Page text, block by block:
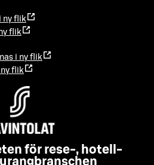
ny flik
flik
i ny flik
ny flik
för rese-, hotell-